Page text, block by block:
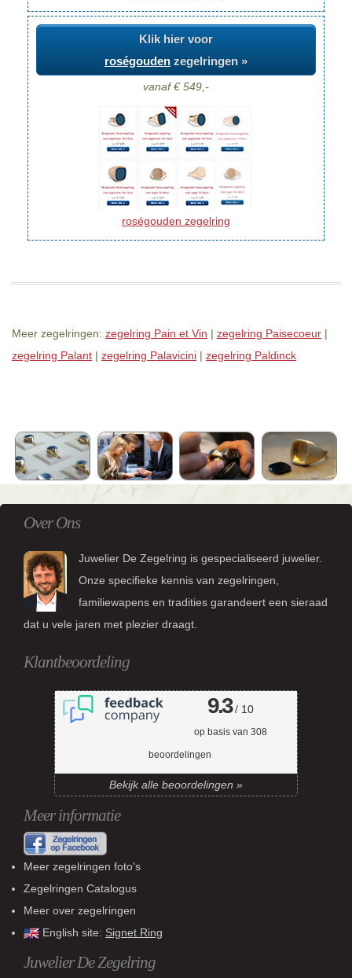
Klik hier voor
roségouden zegelringen »
vanaf € 549,-
roségouden zegelring
Meer zegelringen: zegelring Pain et Vin | zegelring Paisecoeur |
zegelring Palant | zegelring Palavicini | zegelring Paldinck
Over Ons
Juwelier De Zegelring is gespecialiseerd juwelier.
Onze specifieke kennis van zegelringen,
familiewapens en tradities garandeert een sieraad
dat u vele jaren met plezier draagt.
Klantbeoordeling
9.3/ 10
op basis van 308
beoordelingen
Bekijk alle beoordelingen »
Meer informatie
Meer zegelringen foto's
Zegelringen Catalogus
Meer over zegelringen
English site: Signet Ring
Juwelier De Zegelring